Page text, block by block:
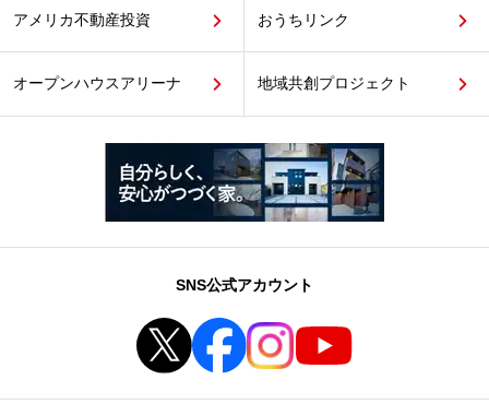
アメリカ不動産投資 おうちリンク
オープンハウスアリーナ 地域共創プロジェクト
SNS公式アカウント